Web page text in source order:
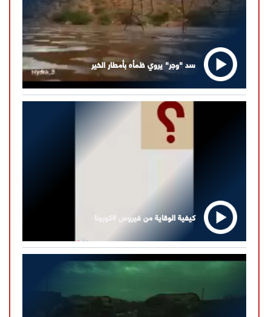
سد "وجر" يروي ظمأه بأمطار الخير
كيفية الوقاية من فيروس #كورونا